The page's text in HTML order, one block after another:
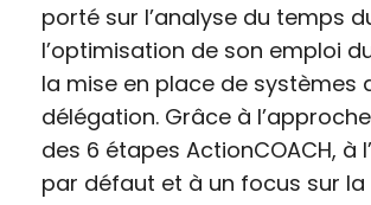
porté sur l’analyse du temps
l’optimisation de son emploi
la mise en place de systèmes
délégation. Grâce à
des 6 étapes ActionCOACH, à
par défaut et à un focus sur la